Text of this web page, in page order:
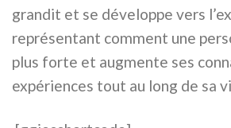
grandit et se développe vers
représentant comment une
plus forte et augmente ses
expériences tout au long de sa